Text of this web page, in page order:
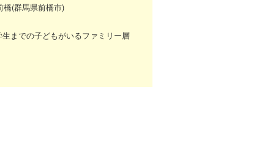
橋(群馬県前橋市)
までの子どもがいるファミリー層